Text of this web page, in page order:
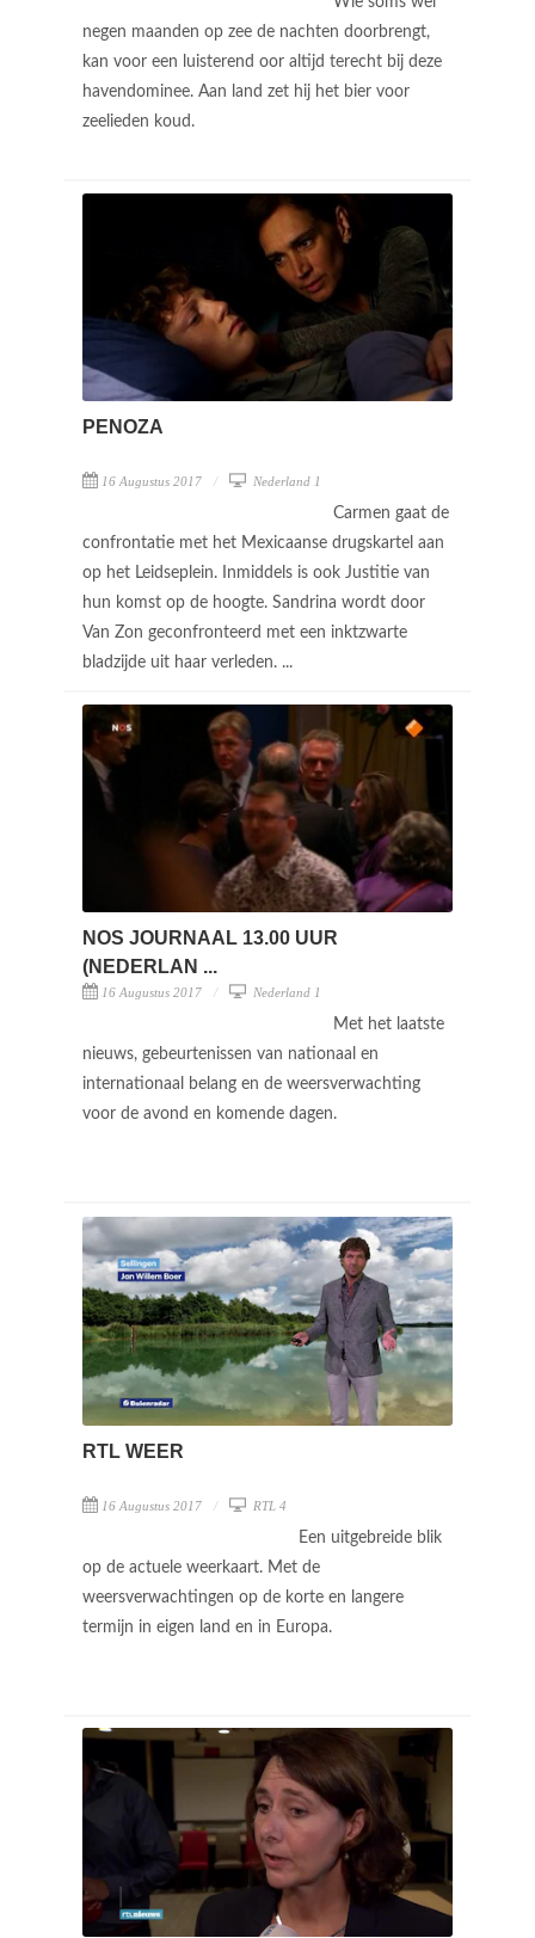
negen maanden op zee de nachten doorbrengt,
kan voor een luisterend oor altijd terecht bij deze
havendominee. Aan land zet hij het bier voor
zeelieden koud.
PENOZA
16 Augustus 2017 Nederland 1
Carmen gaat de
confrontatie met het Mexicaanse drugskartel aan
op het Leidseplein. Inmiddels is ook Justitie van
hun komst op de hoogte. Sandrina wordt door
Van Zon geconfronteerd met een inktzwarte
bladzijde uit haar verleden. ...
NOS JOURNAAL 13.00 UUR
(NEDERLAN ...
16 Augustus 2017 Nederland 1
Met het laatste
nieuws, gebeurtenissen van nationaal en
internationaal belang en de weersverwachting
voor de avond en komende dagen.
RTL WEER
16 Augustus 2017 RTL 4
Een uitgebreide blik
op de actuele weerkaart. Met de
weersverwachtingen op de korte en langere
termijn in eigen land en in Europa.